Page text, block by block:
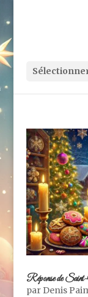
Réponse de
par Denis